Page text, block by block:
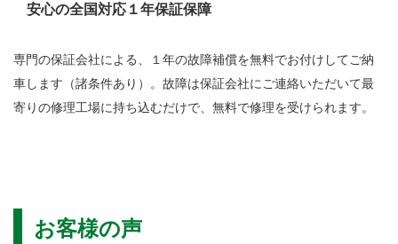
安心の全国対応１年保証保障
専門の保証会社による、１年の故障補償を無料でお付けしてご納
車します（諸条件あり）。故障は保証会社にご連絡いただいて最
寄りの修理工場に持ち込むだけで、無料で修理を受けられます。
お客様の声